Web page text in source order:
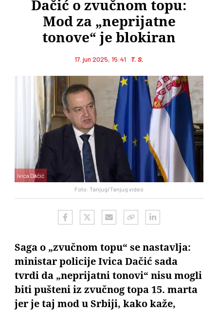
Dačić o zvučnom topu:
Mod za „neprijatne
tonove“ je blokiran
17. jun 2025, 15:41 T. S.
Foto: Tanjug/Tanjug video
Ivica Dačić
Saga o „zvučnom topu“ se nastavlja:
ministar policije Ivica Dačić sada
tvrdi da „neprijatni tonovi“ nisu mogli
biti pušteni iz zvučnog topa 15. marta
jer je taj mod u Srbiji, kako kaže,